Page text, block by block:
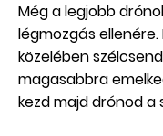
Még a legjobb
légmozgás
közelében
magasabbra
kezd majd drónod a